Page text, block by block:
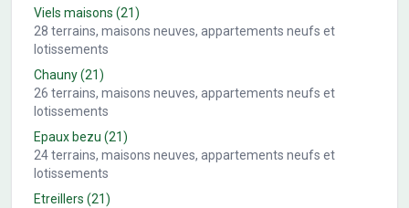
Viels maisons (21)
28 terrains, maisons neuves, appartements neufs et
lotissements
Chauny(21)
26 terrains, maisons neuves, appartements neufs et
lotissements
Epaux bezu (21)
24terrains, maisons neuves, appartements neufs et
lotissements
Etreillers (21)